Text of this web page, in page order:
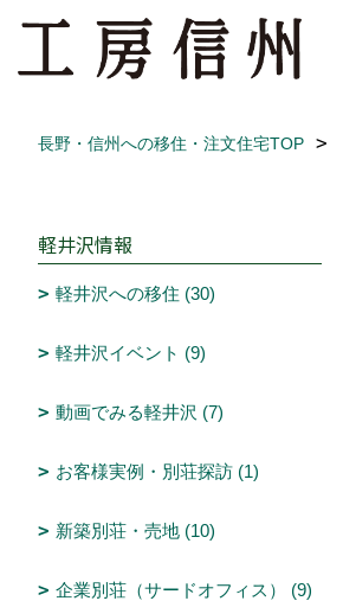
長野・信州への移住・注文住宅TOP
軽井沢情報
軽井沢への移住 (30)
軽井沢イベント (9)
動画でみる軽井沢 (7)
お客様実例・別荘探訪 (1)
新築別荘・売地 (10)
企業別荘（サードオフィス） (9)